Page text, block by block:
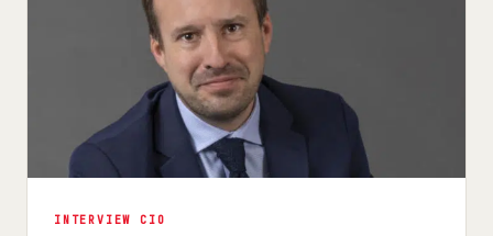
INTERVIEW CIO